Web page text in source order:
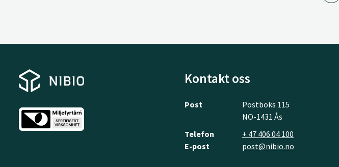
Kontakt oss
Post
Postboks 115
NO-1431 Ås
Telefon
+ 47 406 04 100
E-post
post@nibio.no